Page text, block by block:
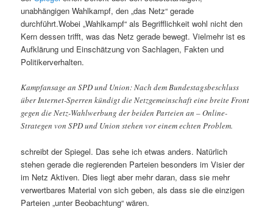
unabhängigen Wahlkampf, den „das Netz“ gerade
durchführt.Wobei „Wahlkampf“ als Begrifflichkeit wohl nicht den
Kern dessen trifft, was das Netz gerade bewegt. Vielmehr ist es
Aufklärung und Einschätzung von Sachlagen, Fakten und
Politikerverhalten.
Kampfansage an SPD und Union: Nach dem Bundestagsbeschluss
über Internet-Sperren kündigt die Netzgemeinschaft eine breite Front
gegen die Netz-Wahlwerbung der beiden Parteien an – Online-
Strategen von SPD und Union stehen vor einem echten Problem.
schreibt der Spiegel. Das sehe ich etwas anders. Natürlich
stehen gerade die regierenden Parteien besonders im Visier der
im Netz Aktiven. Dies liegt aber mehr daran, dass sie mehr
verwertbares Material von sich geben, als dass sie die einzigen
Parteien „unter Beobachtung“ wären.